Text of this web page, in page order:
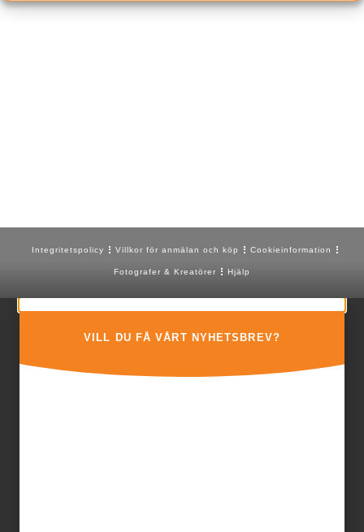
Integritetspolicy Villkor för anmälan och köp Cookieinformation
Fotografer & Kreatörer Hjälp
VILL DU FÅ VÅRT NYHETSBREV?